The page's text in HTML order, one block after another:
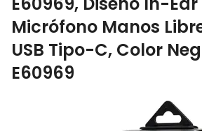
Micrófono Manos
USB Tipo-C, Color
E60969